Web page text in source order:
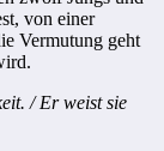
von einer
Vermutung geht
/ Er weist sie